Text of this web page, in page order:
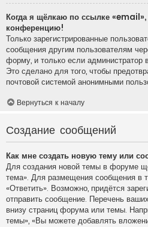
Когда я щёлкаю по ссылке
конференцию!
Только зарегистрированные
сообщения другим пользователям
форму, и только если администратор
Это сделано для того, чтобы
почтовой системой анонимными
Вернуться к началу
Создание сообщений
Как мне создать новую тему или
Для создания новой темы в форуме
тема». Для размещения сообщения в
«Ответить». Возможно, придётся
отправить сообщение. Перечень
внизу страниц форума или темы.
темы», «Вы можете добавлять